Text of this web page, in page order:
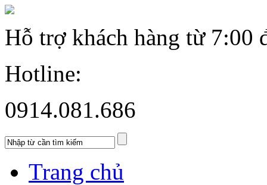
Hỗ trợ khách hàng từ 7:00
Hotline:
0914.081.686
Trang chủ